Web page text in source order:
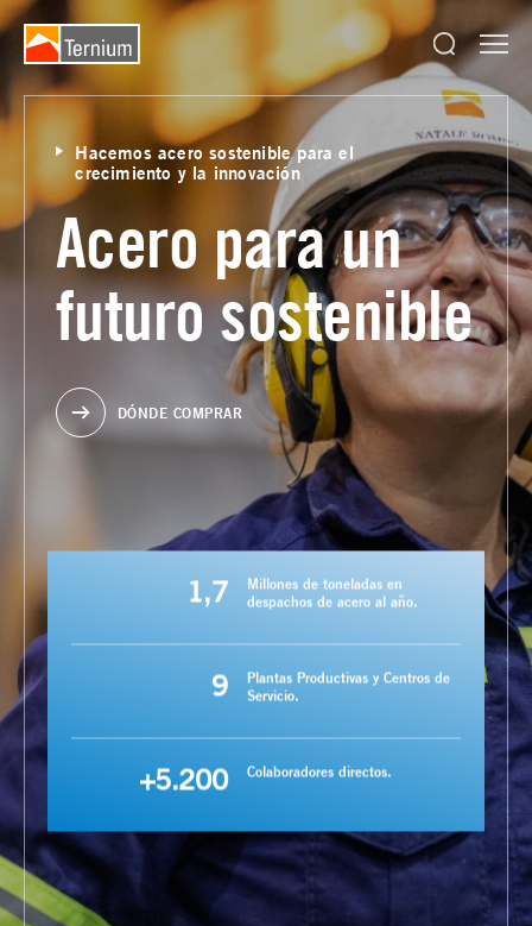
Hacemos acero sostenible para el
crecimiento y la innovación
Acero para un
futuro sostenible
DÓNDE COMPRAR
1,7
Millones de toneladas en
despachos de acero al año.
9
Plantas Productivas y Centros de
Servicio.
+5.200 Colaboradores directos.